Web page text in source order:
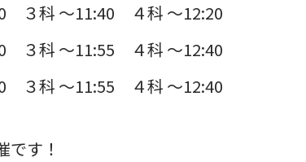
３科 ～11:40 ４科 ～12:20
３科 ～11:55 ４科 ～12:40
３科 ～11:55 ４科 ～12:40
です！